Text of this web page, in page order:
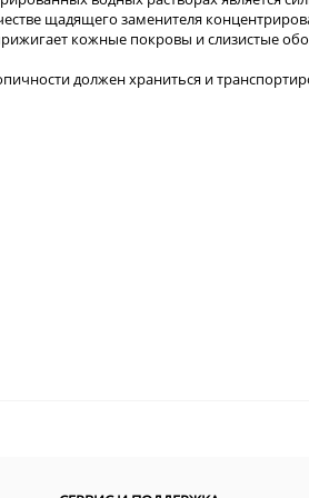
щадящего заменителя
кожные покровы и слизистые
должен храниться и